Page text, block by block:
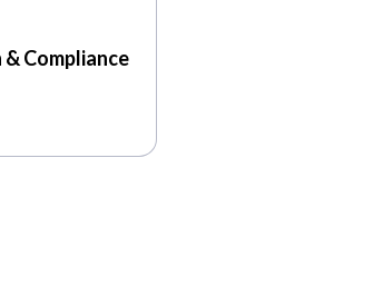
Compliance